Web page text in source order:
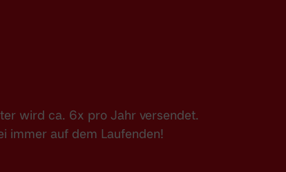
wird ca. 6x pro Jahr versendet.
immer auf dem Laufenden!